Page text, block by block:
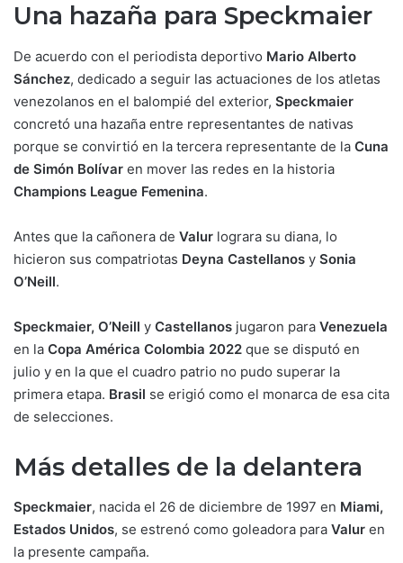
Una hazaña para Speckmaier
De acuerdo con el periodista deportivo Mario Alberto
Sánchez, dedicado a seguir las actuaciones de los atletas
venezolanos en el balompié del exterior, Speckmaier
concretó una hazaña entre representantes de nativas
porque se convirtió en la tercera representante de la Cuna
de Simón Bolívar en mover las redes en la historia
Champions League Femenina.
Antes que la cañonera de Valur lograra su diana, lo
hicieron sus compatriotas Deyna Castellanos y Sonia
O’Neill.
Speckmaier, O’Neill y Castellanos jugaron para Venezuela
en la Copa América Colombia 2022 que se disputó en
julio y en la que el cuadro patrio no pudo superar la
primera etapa. Brasil se erigió como el monarca de esa cita
de selecciones.
Más detalles de la delantera
Speckmaier, nacida el 26 de diciembre de 1997 en Miami,
Estados Unidos, se estrenó como goleadora para Valur en
la presente campaña.